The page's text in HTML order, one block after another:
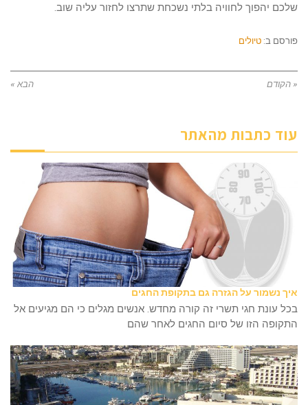
שלכם יהפוך לחוויה בלתי נשכחת שתרצו לחזור עליה שוב.
פורסם ב: טיולים
« הקודם הבא »
עוד כתבות מהאתר
איך נשמור על הגזרה גם בתקופת החגים
בכל עונת חגי תשרי זה קורה מחדש. אנשים מגלים כי הם מגיעים אל
התקופה הזו של סיום החגים לאחר שהם